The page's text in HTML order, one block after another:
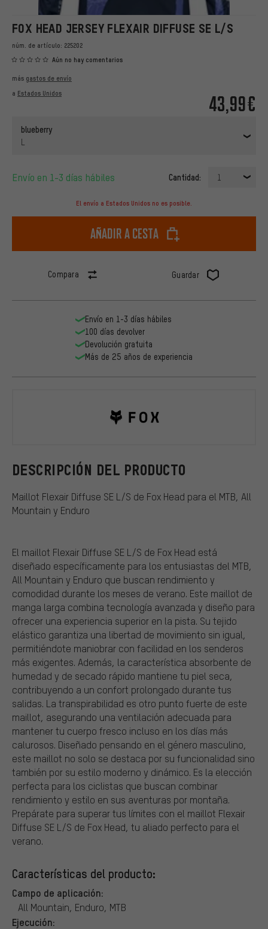
FOX HEAD JERSEY FLEXAIR DIFFUSE SE L/S
núm. de artículo: 225202
Aún no hay comentarios
43,99€
más gastos de envío
a Estados Unidos
blueberry
L
Envío en 1-3 días hábiles Cantidad: 1
El envío a Estados Unidos no es posible.
Añadir a cesta
Compara Guardar
DESCRIPCIÓN DEL PRODUCTO
Maillot Flexair Diffuse SE L/S de Fox Head para el MTB, All
Mountain y Enduro
El maillot Flexair Diffuse SE L/S de Fox Head está
diseñado específicamente para los entusiastas del MTB,
All Mountain y Enduro que buscan rendimiento y
comodidad durante los meses de verano. Este maillot de
manga larga combina tecnología avanzada y diseño para
ofrecer una experiencia superior en la pista. Su tejido
elástico garantiza una libertad de movimiento sin igual,
permitiéndote maniobrar con facilidad en los senderos
más exigentes. Además, la característica absorbente de
humedad y de secado rápido mantiene tu piel seca,
contribuyendo a un confort prolongado durante tus
salidas. La transpirabilidad es otro punto fuerte de este
maillot, asegurando una ventilación adecuada para
mantener tu cuerpo fresco incluso en los días más
calurosos. Diseñado pensando en el género masculino,
este maillot no solo se destaca por su funcionalidad sino
también por su estilo moderno y dinámico. Es la elección
perfecta para los ciclistas que buscan combinar
rendimiento y estilo en sus aventuras por montaña.
Prepárate para superar tus límites con el maillot Flexair
Diffuse SE L/S de Fox Head, tu aliado perfecto para el
verano.
Características del producto:
Campo de aplicación:
All Mountain, Enduro, MTB
Ejecución:
Envío en 1-3 días hábiles
100 días devolver
Devolución gratuita
Más de 25 años de experiencia